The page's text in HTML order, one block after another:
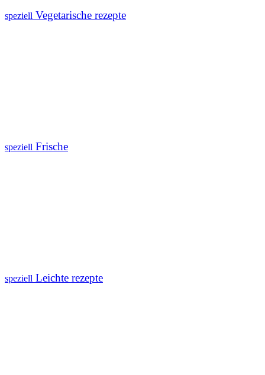
speziell Vegetarische rezepte
speziell Frische
speziell Leichte rezepte